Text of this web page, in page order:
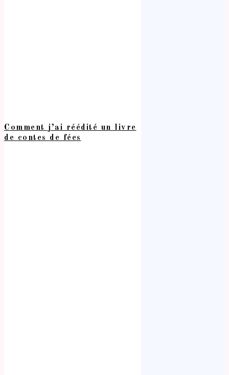
Comment j’ai réédité un livre
de contes de fées